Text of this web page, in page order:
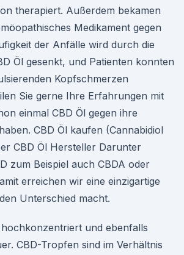
therapiert. Außerdem bekamen
Medikament gegen
der Anfälle wird durch die
Öl gesenkt, und Patienten konnten
Kopfschmerzen
Sie gerne Ihre Erfahrungen mit
einmal CBD Öl gegen ihre
CBD Öl kaufen (Cannabidiol
CBD Öl Hersteller Darunter
zum Beispiel auch CBDA oder
erreichen wir eine einzigartige
Unterschied macht.
und ebenfalls
CBD-Tropfen sind im Verhältnis